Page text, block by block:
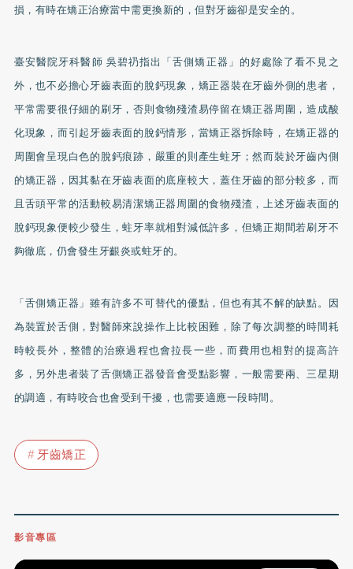
損，有時在矯正治療當中需更換新的，但對牙齒卻是安全的。
臺安醫院牙科醫師 吳碧礽指出「舌側矯正器」的好處除了看不見之
外，也不必擔心牙齒表面的脫鈣現象，矯正器裝在牙齒外側的患者，
平常需要很仔細的刷牙，否則食物殘渣易停留在矯正器周圍，造成酸
化現象，而引起牙齒表面的脫鈣情形，當矯正器拆除時，在矯正器的
周圍會呈現白色的脫鈣痕跡，嚴重的則產生蛀牙 ；然而裝於牙齒內側
的矯正器，因其黏在牙齒表面的底座較大，蓋住牙齒的部分較多，而
且舌頭平常的活動較易清潔矯正器周圍的食物殘渣，上述牙齒表面的
脫鈣現象便較少發生，蛀牙率就相對減低許多，但矯正期間若刷牙不
夠徹底，仍會發生牙齦炎或蛀牙的。
「舌側矯正器」雖有許多不可替代的優點，但也有其不解的缺點。因
為裝置於舌側，對醫師來說操作上比較困難，除了每次調整的時間耗
時較長外，整體的治療過程也會拉長一些，而費用也相對的提高許
多，另外患者裝了舌側矯正器發音會受點影響，一般需要兩、三星期
的調適，有時咬合也會受到干擾，也需要適應一段時間。
牙齒矯正
影音專區